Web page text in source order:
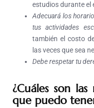
estudios durante el
Adecuará los
tus actividades
también el costo
las veces que sea
Debe respetar tu
¿Cuáles son
que puedo